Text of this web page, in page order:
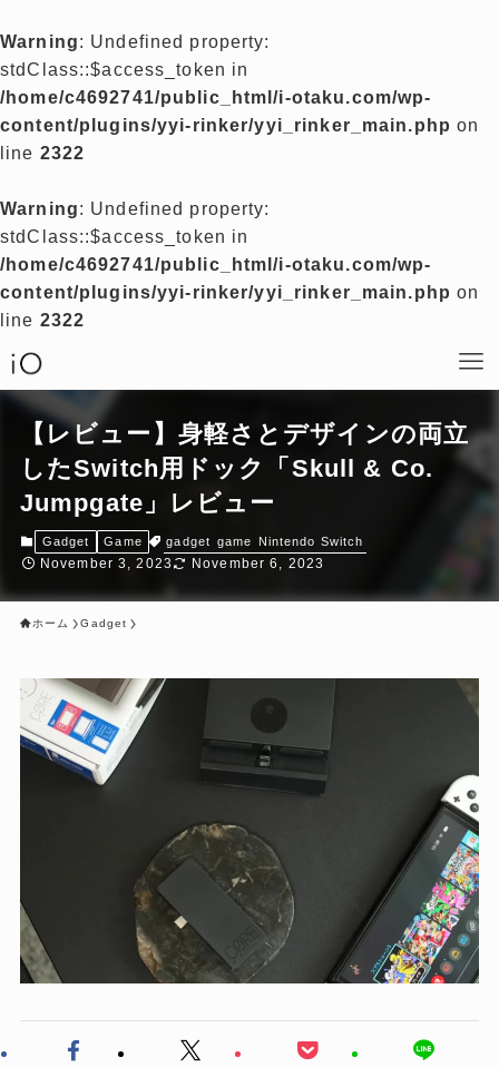
Warning: Undefined property:
stdClass::$access_token in
/home/c4692741/public_html/i-otaku.com/wp-
content/plugins/yyi-rinker/yyi_rinker_main.php on
line 2322
Warning: Undefined property:
stdClass::$access_token in
/home/c4692741/public_html/i-otaku.com/wp-
content/plugins/yyi-rinker/yyi_rinker_main.php on
line 2322
【レビュー】身軽さとデザインの両立
したSwitch用ドック「Skull & Co.
Jumpgate」レビュー
Gadget Game gadget game Nintendo Switch
November 3, 2023 November 6, 2023
ホーム Gadget